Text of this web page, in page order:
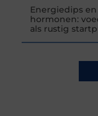
Energiedips en
hormonen:
als rustig